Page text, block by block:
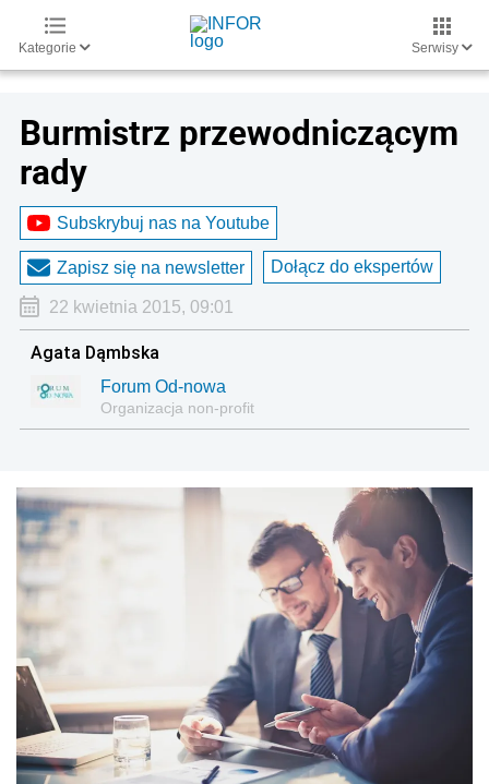
Kategorie Serwisy
Burmistrz przewodniczącym
rady
Subskrybuj nas na Youtube
Zapisz się na newsletter Dołącz do ekspertów
22 kwietnia 2015, 09:01
Agata Dąmbska
Forum Od-nowa
Organizacja non-profit